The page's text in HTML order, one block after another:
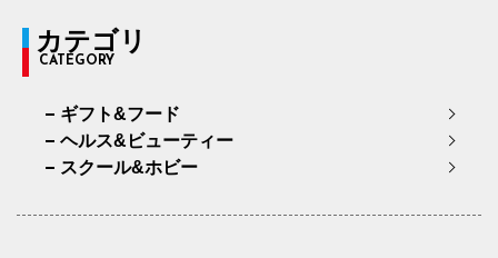
カテゴリ
CATEGORY
ギフト&フード
ヘルス&ビューティー
スクール&ホビー